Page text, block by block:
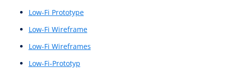
Interview
Interviews
IxD